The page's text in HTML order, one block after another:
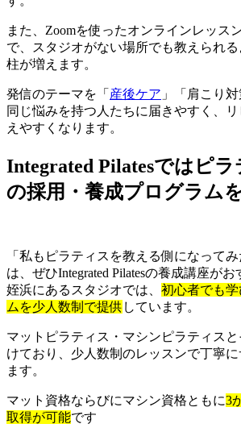
また、Zoomを使ったオンラインレッス
で、スタジオがない場所でも教えられ
柱が増えます。
発信のテーマを「 産後ケア 」「肩こり
同じ悩みを持つ人たちに届きやすく、
えやすくなります。
Integrated Pilatesではピ
の採用・養成プログラム
「私もピラティスを教える側になって
は、ぜひIntegrated Pilatesの養成講座が
姪浜にあるスタジオでは、 初心者でも
ムを少人数制で提供 しています。
マットピラティス・マシンピラティス
けており、少人数制のレッスンで丁寧
ます。
マット資格ならびにマシン資格ともに3
取得が可能です